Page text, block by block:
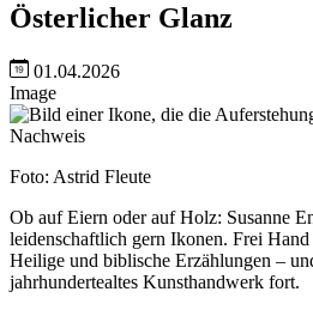
Österlicher Glanz
01.04.2026
Image
Nachweis
Foto: Astrid Fleute
Ob auf Eiern oder auf Holz: Susanne
leidenschaftlich gern Ikonen. Frei Hand
Heilige und biblische Erzählungen –
jahrhundertealtes Kunsthandwerk fort.